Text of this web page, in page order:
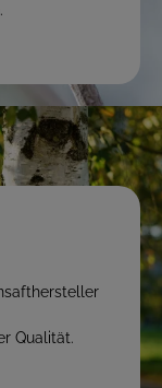
Qualität.